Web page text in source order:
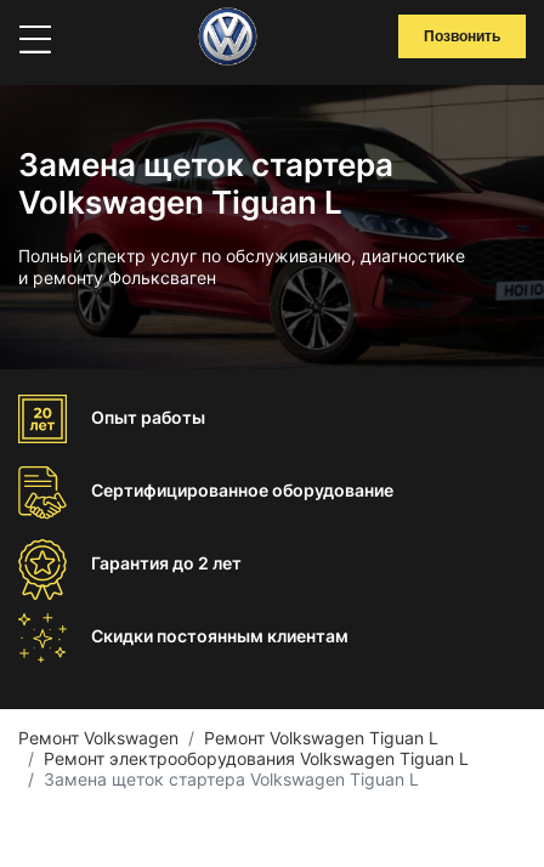
Позвонить
Замена щеток стартера
Volkswagen Tiguan L
Полный спектр услуг по обслуживанию, диагностике
и ремонту Фольксваген
Опыт работы
Сертифицированноеоборудование
Гарантиядо 2 лет
Скидки постоянным клиентам
Ремонт Volkswagen
Ремонт Volkswagen Tiguan L
Ремонт электрооборудования Volkswagen Tiguan L
Замена щеток стартера Volkswagen Tiguan L